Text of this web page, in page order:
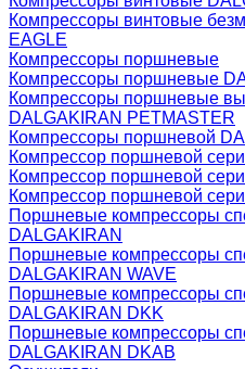
Компрессоры винтовые
EAGLE
Компрессоры поршневые
Компрессоры поршневые
Компрессоры поршневые
DALGAKIRAN PETMASTER
Компрессоры поршневой
Компрессор поршневой
Компрессор поршневой
Компрессор поршневой
Поршневые компрессоры
DALGAKIRAN
Поршневые компрессоры
DALGAKIRAN WAVE
Поршневые компрессоры
DALGAKIRAN DKK
Поршневые компрессоры
DALGAKIRAN DKAB